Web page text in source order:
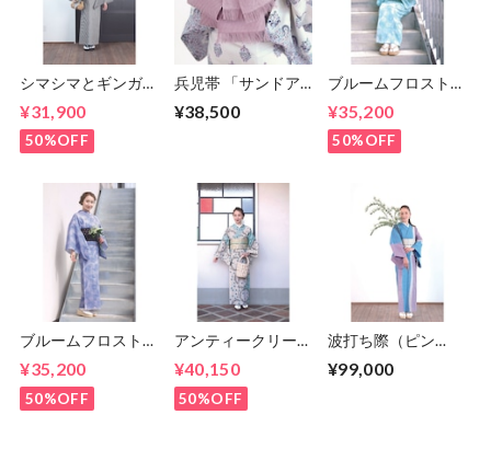
シマシマとギンガ
2023
¥31,900
50%OFF
兵児帯 「サンドア
5-9kimono 2023
¥38,500
ブルームフロスト
9kimono 2023
¥35,200
50%OFF
ブルームフロスト
5-9kimono 2023
¥35,200
50%OFF
アンティークリース
5-9kimono 2023
¥40,150
50%OFF
波打ち際（ピン
2023
¥99,000